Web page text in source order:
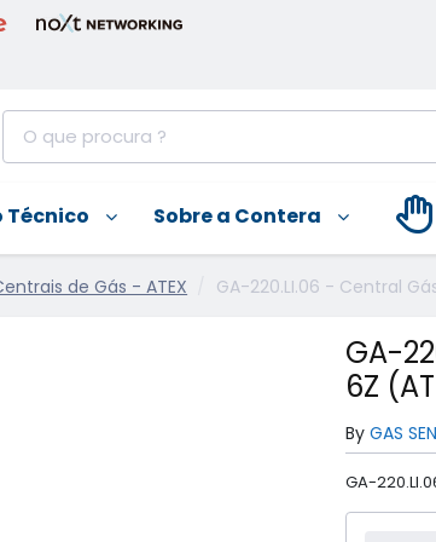
Técnico Sobre a Contera
de Gás - ATEX GA-220.LI.06 - Central
GA-
6Z
By GAS
GA-